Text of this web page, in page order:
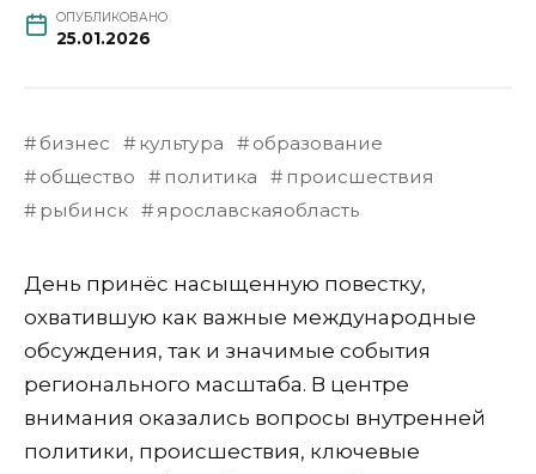
ОПУБЛИКОВАНО
25.01.2026
бизнес культура
образование
общество
политика
происшествия
рыбинск
ярославскаяобласть
День принёс насыщенную повестку,
охватившую как важные международные
обсуждения, так и значимые события
регионального масштаба. В центре
внимания оказались вопросы внутренней
политики, происшествия, ключевые